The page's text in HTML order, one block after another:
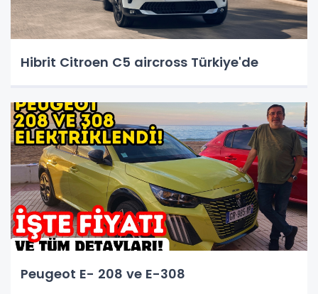
Hibrit Citroen C5 aircross Türkiye'de
Peugeot E- 208 ve E-308